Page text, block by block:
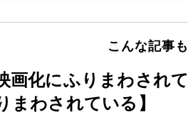
こんな記事
画化にふりまわされ
まわされている】